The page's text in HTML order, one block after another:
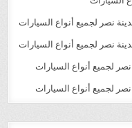
نصر لجميع أنواع السيارات
نصر لجميع أنواع السيارات
لجميع أنواع السيارات
لجميع أنواع السيارات